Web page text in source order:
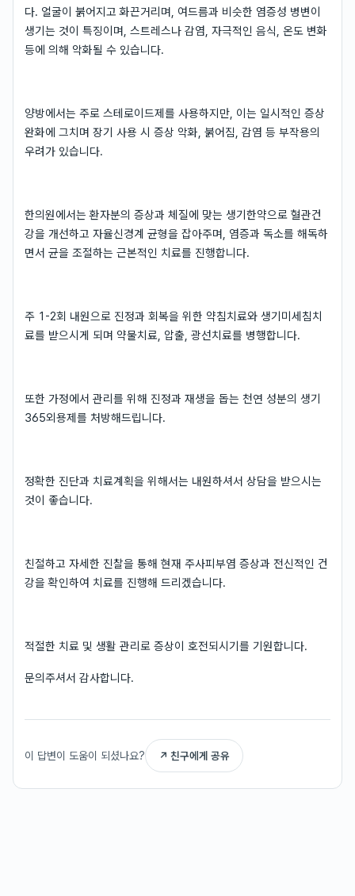
다. 얼굴이 붉어지고 화끈거리며, 여드름과 비슷한 염증성 병변이
생기는 것이 특징이며, 스트레스나 감염, 자극적인 음식, 온도 변화
등에 의해 악화될 수 있습니다.
양방에서는 주로 스테로이드제를 사용하지만, 이는 일시적인 증상
완화에 그치며 장기 사용 시 증상 악화, 붉어짐, 감염 등 부작용의
우려가 있습니다.
한의원에서는 환자분의 증상과 체질에 맞는 생기한약으로 혈관건
강을 개선하고 자율신경계 균형을 잡아주며, 염증과 독소를 해독하
면서 균을 조절하는 근본적인 치료를 진행합니다.
주 1-2회 내원으로 진정과 회복을 위한 약침치료와 생기미세침치
료를 받으시게 되며 약물치료, 압출, 광선치료를 병행합니다.
또한 가정에서 관리를 위해 진정과 재생을 돕는 천연 성분의 생기
365외용제를 처방해드립니다.
정확한 진단과 치료계획을 위해서는 내원하셔서 상담을 받으시는
것이 좋습니다.
친절하고 자세한 진찰을 통해 현재 주사피부염 증상과 전신적인 건
강을 확인하여 치료를 진행해 드리겠습니다.
적절한 치료 및 생활 관리로 증상이 호전되시기를 기원합니다.
문의주셔서 감사합니다.
이 답변이 도움이 되셨나요? ↗ 친구에게 공유